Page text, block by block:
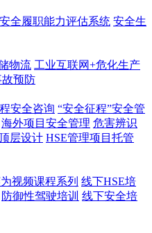
安全履职能力评估系统 安全生
物流 工业互联网+危化生产
预防
安全咨询 “安全征程”安全管
海外项目安全管理 危害辨识
层设计 HSE管理项目托管
视频课程系列 线下HSE培
防御性驾驶培训 线下安全培